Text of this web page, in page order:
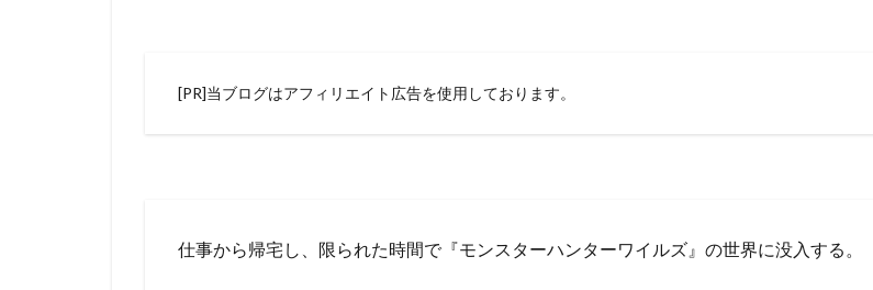
[PR]当ブログはアフィリエイト広告を使用しております。
仕事から帰宅し、限られた時間で『モンスターハンターワイルズ』の世界に没入する。